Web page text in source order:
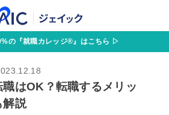
の『就職カレッジ®』はこちら ▷
はOK？転職するメリッ
解説